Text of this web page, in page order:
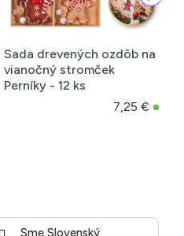
Sada drevených ozdôb na
vianočný stromček
Perníky - 12 ks
7,25 €
Sme Slovenský